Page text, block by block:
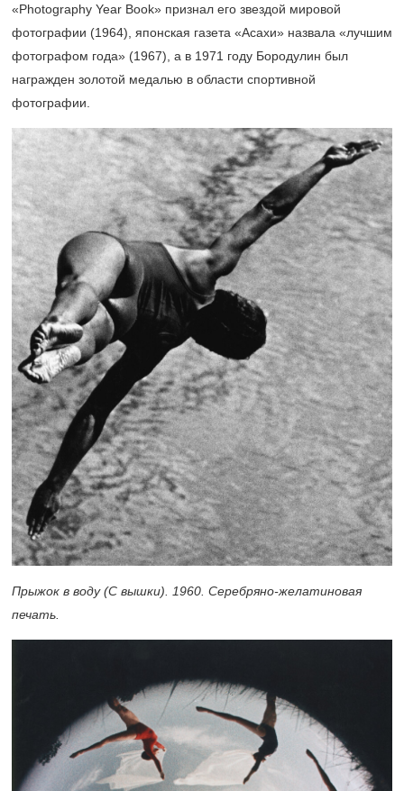
«Photography Year Book» признал его звездой мировой
фотографии (1964), японская газета «Асахи» назвала «лучшим
фотографом года» (1967), а в 1971 году Бородулин был
награжден золотой медалью в области спортивной
фотографии.
Прыжок в воду (С вышки). 1960. Серебряно-желатиновая
печать.